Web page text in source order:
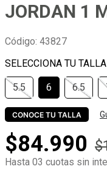
JORDAN 1
Código: 43827
5.5 6 6.5
CONOCE TU TALLA
$84.990 $
Hasta 03 cuotas sin